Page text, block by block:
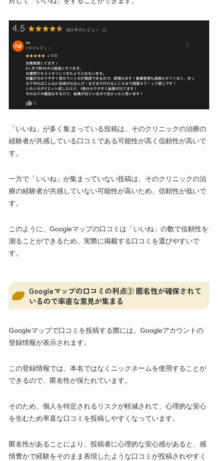
「いいね」が多く集まっている投稿は、そのクリニックの治療の
経験者が共感している口コミである可能性が高く信頼性が高いで
す。
一方で「いいね」が集まっていない投稿は、そのクリニックの治
療の経験者が共感していない可能性が高いため、信頼性が低いで
す。
このように、Googleマップの口コミは「いいね」の数で信頼性を
測ることができるため、実際に掲載する口コミを選びやすいで
す。
Googleマップの口コミの利点③ 匿名性が確保されて
いるので率直な意見が集まる
Googleマップで口コミを投稿する際には、Googleアカウントの
登録情報が表示されます。
この登録情報では、本名ではなくニックネームを使用することが
できるので、匿名性が保たれています。
そのため、個人を特定されるリスクが軽減されて、心理的な安心
を生むため率直な口コミを投稿しやすくなっています。
匿名性があることにより、投稿者に心理的な安心感があると、感
情豊かで経験をそのまま表現したような口コミが投稿されやすく